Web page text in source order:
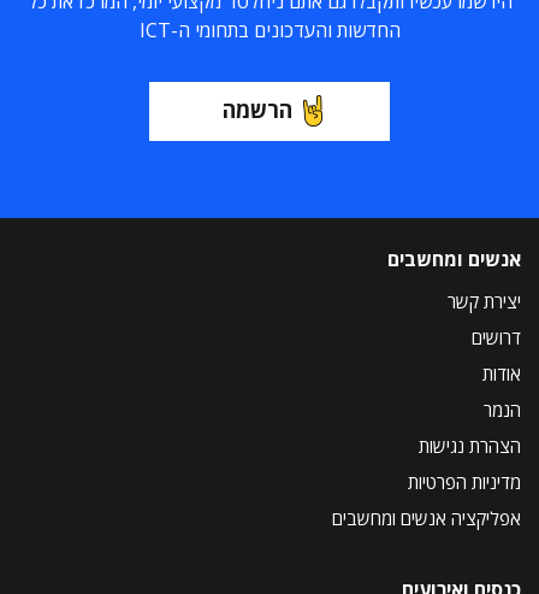
החדשות והעדכונים בתחומי ה-ICT
הרשמה
אנשים ומחשבים
יצירת קשר
דרושים
אודות
הנמר
הצהרת נגישות
מדיניות הפרטיות
אפליקציה אנשים ומחשבים